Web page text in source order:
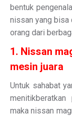
bentuk
nissan yang bisa
orang dari
1. Nissan
mesin juara
Untuk sahabat
maka nissan